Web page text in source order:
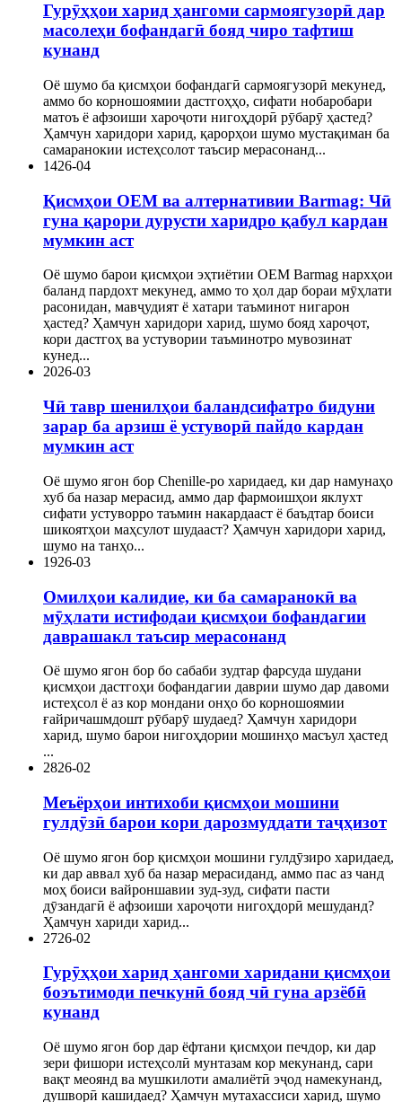
Гурӯҳҳои харид ҳангоми сармоягузорӣ дар
масолеҳи бофандагӣ бояд чиро тафтиш
кунанд
Оё шумо ба қисмҳои бофандагӣ сармоягузорӣ мекунед,
аммо бо корношоямии дастгоҳҳо, сифати нобаробари
матоъ ё афзоиши хароҷоти нигоҳдорӣ рӯбарӯ ҳастед?
Ҳамчун харидори харид, қарорҳои шумо мустақиман ба
самаранокии истеҳсолот таъсир мерасонанд...
1426-04
Қисмҳои OEM ва алтернативии Barmag: Чӣ
гуна қарори дурусти харидро қабул кардан
мумкин аст
Оё шумо барои қисмҳои эҳтиётии OEM Barmag нархҳои
баланд пардохт мекунед, аммо то ҳол дар бораи мӯҳлати
расонидан, мавҷудият ё хатари таъминот нигарон
ҳастед? Ҳамчун харидори харид, шумо бояд хароҷот,
кори дастгоҳ ва устувории таъминотро мувозинат
кунед...
2026-03
Чӣ тавр шенилҳои баландсифатро бидуни
зарар ба арзиш ё устуворӣ пайдо кардан
мумкин аст
Оё шумо ягон бор Chenille-ро харидаед, ки дар намунаҳо
хуб ба назар мерасид, аммо дар фармоишҳои яклухт
сифати устуворро таъмин накардааст ё баъдтар боиси
шикоятҳои маҳсулот шудааст? Ҳамчун харидори харид,
шумо на танҳо...
1926-03
Омилҳои калидие, ки ба самаранокӣ ва
мӯҳлати истифодаи қисмҳои бофандагии
даврашакл таъсир мерасонанд
Оё шумо ягон бор бо сабаби зудтар фарсуда шудани
қисмҳои дастгоҳи бофандагии даврии шумо дар давоми
истеҳсол ё аз кор мондани онҳо бо корношоямии
ғайричашмдошт рӯбарӯ шудаед? Ҳамчун харидори
харид, шумо барои нигоҳдории мошинҳо масъул ҳастед
...
2826-02
Меъёрҳои интихоби қисмҳои мошини
гулдӯзӣ барои кори дарозмуддати таҷҳизот
Оё шумо ягон бор қисмҳои мошини гулдӯзиро харидаед,
ки дар аввал хуб ба назар мерасиданд, аммо пас аз чанд
моҳ боиси вайроншавии зуд-зуд, сифати пасти
дӯзандагӣ ё афзоиши хароҷоти нигоҳдорӣ мешуданд?
Ҳамчун хариди харид...
2726-02
Гурӯҳҳои харид ҳангоми харидани қисмҳои
боэътимоди печкунӣ бояд чӣ гуна арзёбӣ
кунанд
Оё шумо ягон бор дар ёфтани қисмҳои печдор, ки дар
зери фишори истеҳсолӣ мунтазам кор мекунанд, сари
вақт меоянд ва мушкилоти амалиётӣ эҷод намекунанд,
душворӣ кашидаед? Ҳамчун мутахассиси харид, шумо